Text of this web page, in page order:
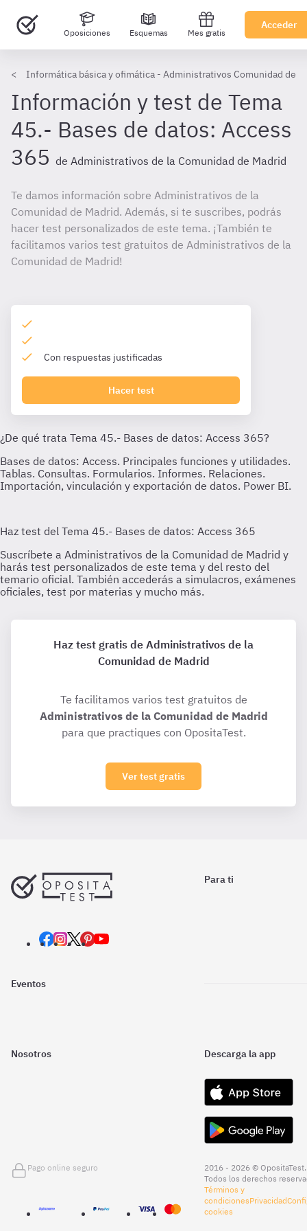
Oposiciones Esquemas Mes gratis
Acceder
Informática básica y ofimática - Administrativos Comunidad de
Información y test de Tema
45.- Bases de datos: Access
365 de Administrativos de la Comunidad de Madrid
Te damos información sobre Administrativos de la
Comunidad de Madrid. Además, si te suscribes, podrás
hacer test personalizados de este tema. ¡También te
facilitamos varios test gratuitos de Administrativos de la
Comunidad de Madrid!
Con respuestas justificadas
Hacer test
Haz test gratis de Administrativos de la
Comunidad de Madrid
Te facilitamos varios test gratuitos de
Administrativos de la Comunidad de Madrid
para que practiques con OpositaTest.
Ver test gratis
Para ti
Eventos
Nosotros Descarga la app
Pago online seguro
2016 - 2026 © OpositaTest.
Todos los derechos
Términos y
condicionesPrivacidad
cookies